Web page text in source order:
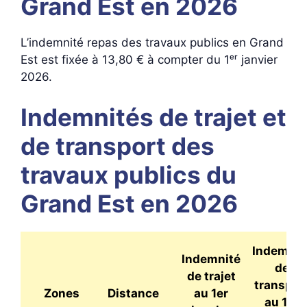
Grand Est en 2026
L’indemnité repas des travaux publics en Grand
Est est fixée à 13,80 € à compter du 1ᵉʳ janvier
2026.
Indemnités de trajet et
de transport des
travaux publics du
Grand Est en 2026
Zones Distance
Indemnité
de trajet
au 1er
de
au 1er